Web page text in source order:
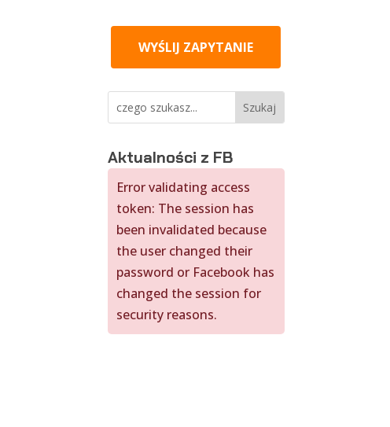
WYŚLIJ ZAPYTANIE
Aktualności z FB
Error validating access
token: The session has
been invalidated because
the user changed their
password or Facebook has
changed the session for
security reasons.